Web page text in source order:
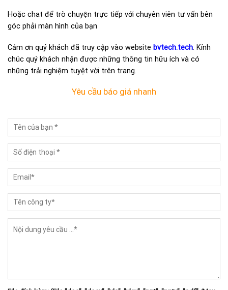
Hoặc chat để trò chuyện trực tiếp với chuyên viên tư vấn bên
góc phải màn hình của bạn
Cảm ơn quý khách đã truy cập vào website bvtech.tech. Kính
chúc quý khách nhận được những thông tin hữu ích và có
những trải nghiệm tuyệt vời trên trang.
Yêu cầu báo giá nhanh